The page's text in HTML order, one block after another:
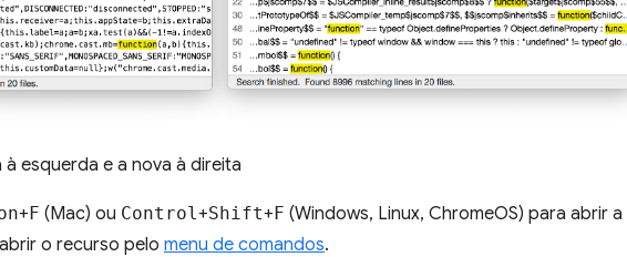
esquerda e a nova à direita
+F (Mac) ou Control +Shift+F (Windows, Linux, ChromeOS) para abrir a
o recurso pelo menu de comandos.